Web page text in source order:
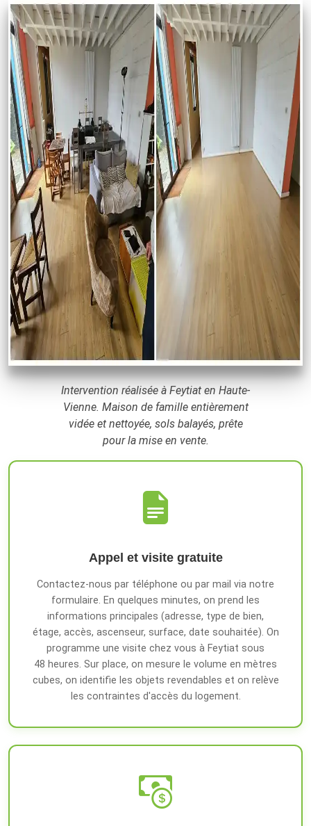
Intervention réalisée à Feytiat en Haute-
Vienne. Maison de famille entièrement
vidée et nettoyée, sols balayés, prête
pour la mise en vente.
Appel et visite gratuite
Contactez-nous par téléphone ou par mail via notre
formulaire. En quelques minutes, on prend les
informations principales (adresse, type de bien,
étage, accès, ascenseur, surface, date souhaitée). On
programme une visite chez vous à Feytiat sous
48 heures. Sur place, on mesure le volume en mètres
cubes, on identifie les objets revendables et on relève
les contraintes d'accès du logement.